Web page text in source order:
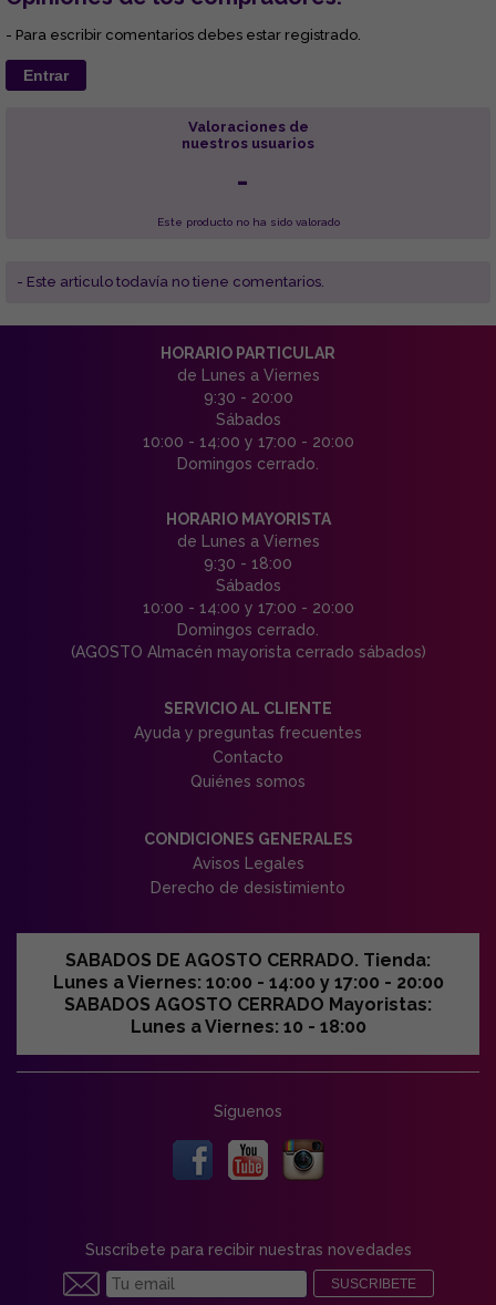
- Para escribir comentarios debes estar registrado.
Entrar
Valoraciones de
nuestros usuarios
-
Este producto no ha sido valorado
- Este articulo todavía no tiene comentarios.
HORARIO PARTICULAR
de Lunes a Viernes
9:30 - 20:00
Sábados
10:00 - 14:00 y 17:00 - 20:00
Domingos cerrado.
HORARIO MAYORISTA
de Lunes a Viernes
9:30 - 18:00
Sábados
10:00 - 14:00 y 17:00 - 20:00
Domingos cerrado.
(AGOSTO Almacén mayorista cerrado sábados)
SERVICIO AL CLIENTE
Ayuda y preguntas frecuentes
Contacto
Quiénes somos
CONDICIONES GENERALES
Avisos Legales
Derecho de desistimiento
SABADOS DE AGOSTO CERRADO. Tienda:
Lunes a Viernes: 10:00 - 14:00 y 17:00 - 20:00
SABADOS AGOSTO CERRADO Mayoristas:
Lunes a Viernes: 10 - 18:00
Síguenos
Suscríbete para recibir nuestras novedades
SUSCRIBETE